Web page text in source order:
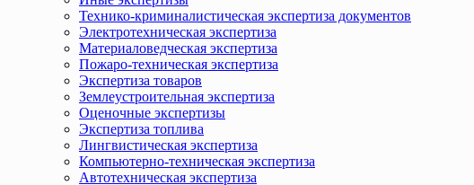
Технико-криминалистическая экспертиза документов
Электротехническая экспертиза
Материаловедческая экспертиза
Пожаро-техническая экспертиза
Экспертиза товаров
Землеустроительная экспертиза
Оценочные экспертизы
Экспертиза топлива
Лингвистическая экспертиза
Компьютерно-техническая экспертиза
Автотехническая экспертиза